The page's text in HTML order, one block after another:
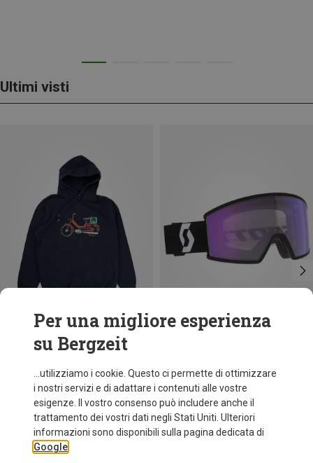
Ultimi visti
Risparmi 41%
Per una migliore esperienza
su Bergzeit
...utilizziamo i cookie. Questo ci permette di ottimizzare
i nostri servizi e di adattare i contenuti alle vostre
esigenze. Il vostro consenso può includere anche il
trattamento dei vostri dati negli Stati Uniti. Ulteriori
informazioni sono disponibili sulla pagina dedicata di
Google